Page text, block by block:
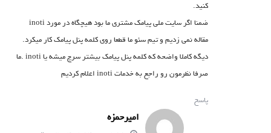
کنید.
ضمنا اگر سایت ملی پیامک مشتری ما بود هیچگاه در مورد inoti
مقاله نمی زدیم و تیم سئو ما قطعا روی کلمه پنل پیامک کار میکرد.
دیگه کاملا واضحه که کلمه پنل پیامک بیشتر سرچ میشه یا inoti .ما
صرفا نظرمون رو راجع به خدمات inoti اعلام کردیم
پاسخ
امیرحمزه